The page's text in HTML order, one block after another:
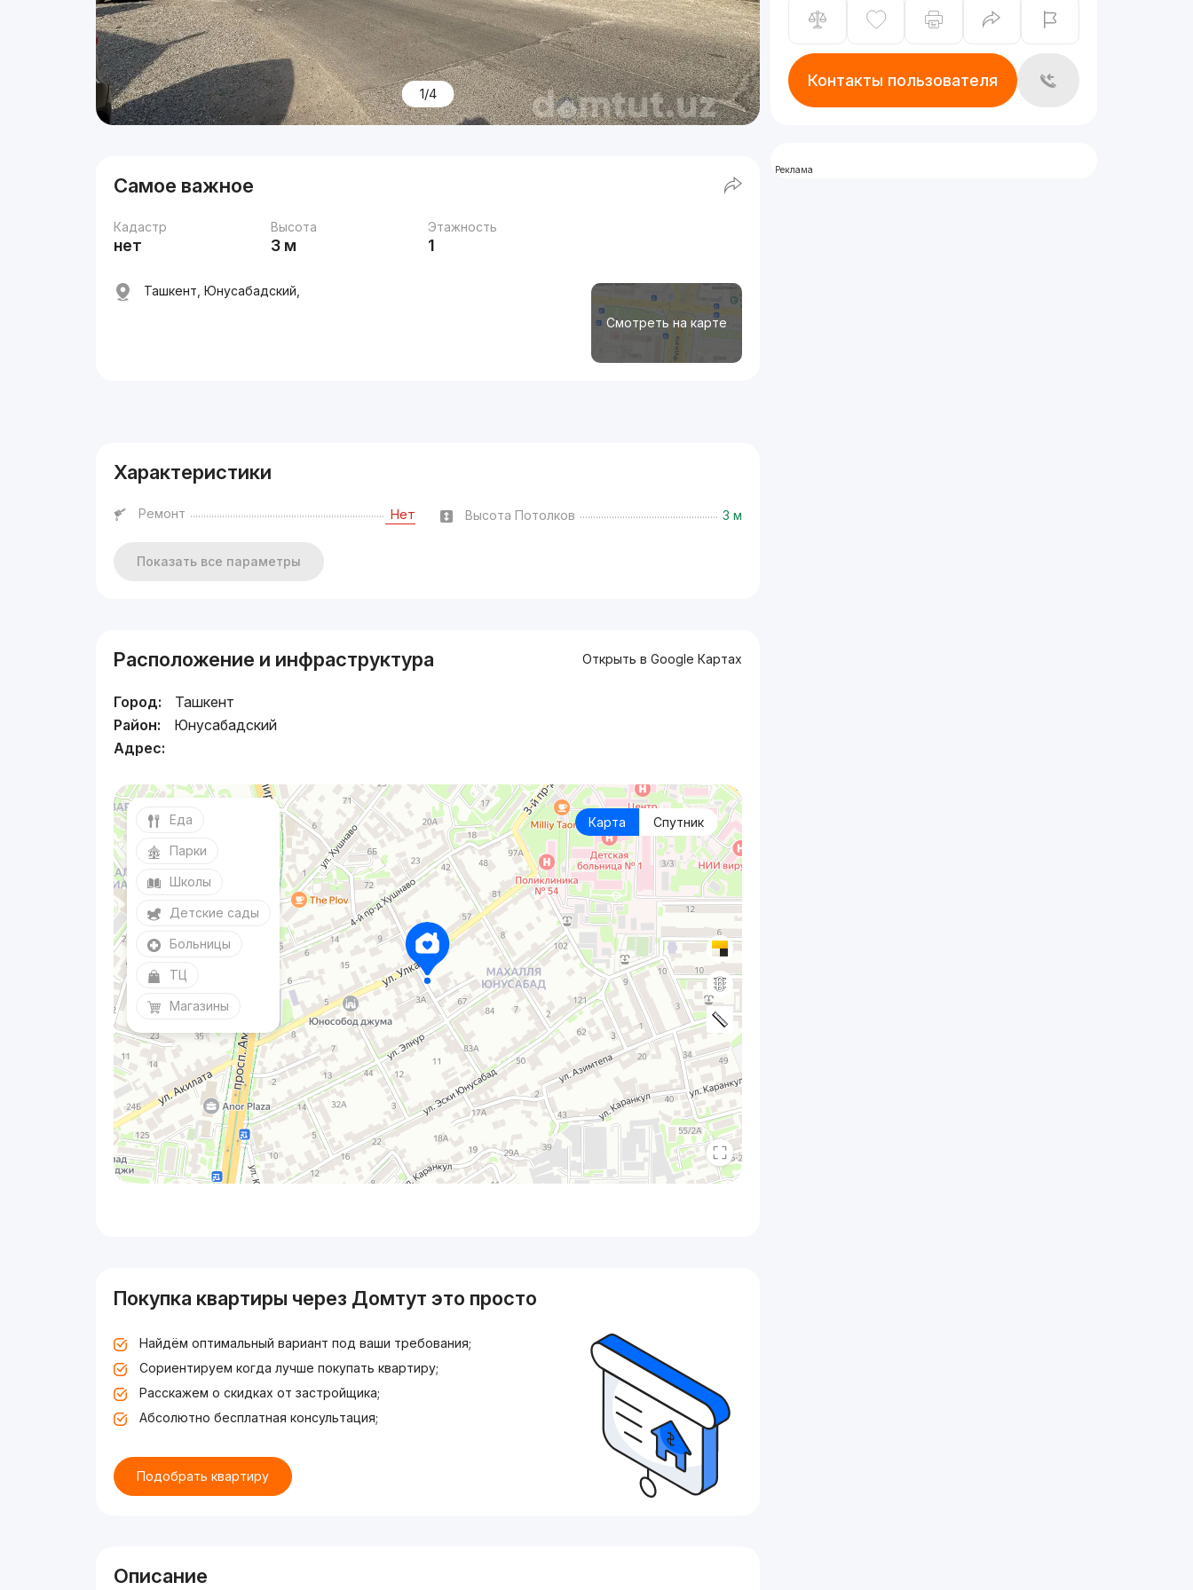
1/4
Самое важное
Кадастр
нет
Высота
3 м
Этажность
1
Смотреть на карте
Ташкент, Юнусабадский,
Характеристики
Ремонт Нет Высота Потолков 3 м
Показать все параметры
Расположение и инфраструктура Открыть в Google Картах
Город:
Ташкент
Район:
Юнусабадский
Адрес:
Карта Спутник
Еда
Парки
Школы
Детские сады
Больницы
ТЦ
Магазины
Покупка квартиры через Домтут это просто
Найдём оптимальный вариант под ваши требования;
Сориентируем когда лучше покупать квартиру;
Расскажем о скидках от застройщика;
Абсолютно бесплатная консультация;
Подобрать квартиру
Описание
Контакты пользователя
Реклама